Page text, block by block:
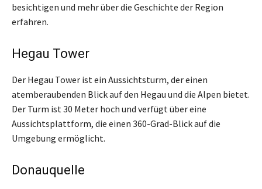
besichtigen und mehr über die Geschichte der Region
erfahren.
Hegau Tower
Der Hegau Tower ist ein Aussichtsturm, der einen
atemberaubenden Blick auf den Hegau und die Alpen bietet.
Der Turm ist 30 Meter hoch und verfügt über eine
Aussichtsplattform, die einen 360-Grad-Blick auf die
Umgebung ermöglicht.
Donauquelle